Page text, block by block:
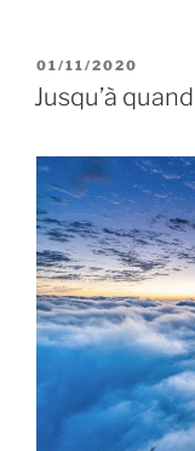
PUBLIÉ
LE
01/11/2020
Jusqu’à